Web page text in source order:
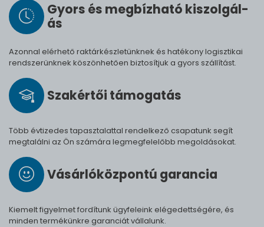
Gyors és meg­bíz­ha­tó ki­szol­gál­
ás
Azonnal elérhető raktárkészletünknek és hatékony logisztikai
rendszerünknek köszönhetően biztosítjuk a gyors szállítást.
Szak­értői tá­mo­ga­tás
Több évtizedes tapasztalattal rendelkező csapatunk segít
megtalálni az Ön számára legmegfelelőbb megoldásokat.
Vásárló­köz­pontú ga­ran­cia
Kiemelt figyelmet fordítunk ügyfeleink elégedettségére, és
minden termékünkre garanciát vállalunk.